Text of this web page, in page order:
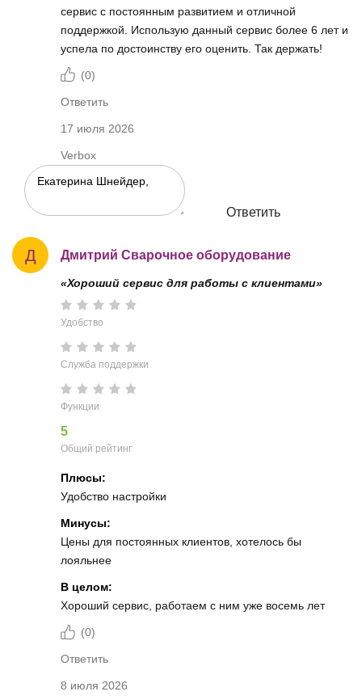
сервис с постоянным развитием и отличной
поддержкой. Использую данный сервис более 6 лет и
успела по достоинству его оценить. Так держать!
(0)
Ответить
17 июля 2026
Verbox
Ответить
Д Дмитрий Сварочное оборудование
«Хороший сервис для работы с клиентами»
Удобство
Служба поддержки
Функции
5
Общий рейтинг
Плюсы:
Удобство настройки
Минусы:
Цены для постоянных клиентов, хотелось бы
лояльнее
В целом:
Хороший сервис, работаем с ним уже восемь лет
(0)
Ответить
8 июля 2026